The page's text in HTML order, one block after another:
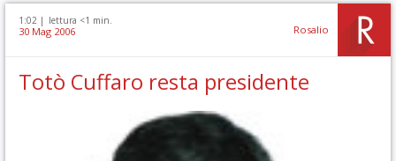
1:02 | lettura <1 min.
30 Mag 2006 Rosalio
Totò Cuffaro resta presidente